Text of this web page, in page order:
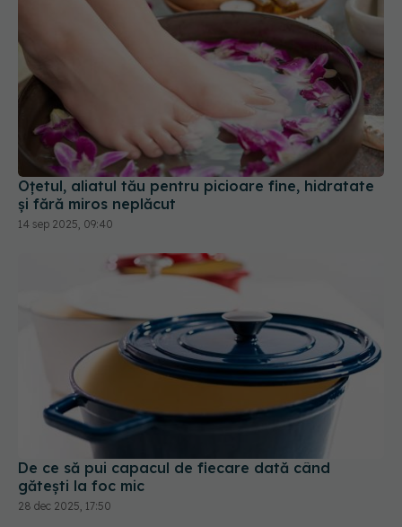
Oțetul, aliatul tău pentru picioare fine, hidratate
și fără miros neplăcut
14 sep 2025, 09:40
De ce să pui capacul de fiecare dată când
gătești la foc mic
28 dec 2025, 17:50